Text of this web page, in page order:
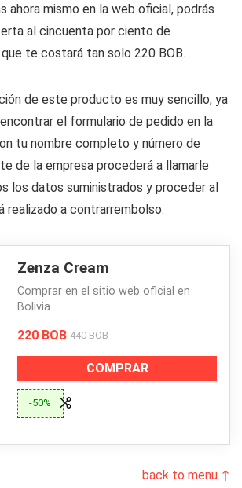
ahora mismo en la web oficial, podrás
al cincuenta por ciento de
te costará tan solo 220 BOB.
de este producto es muy sencillo, ya
el formulario de pedido en la
tu nombre completo y número de
de la empresa procederá a llamarle
los datos suministrados y proceder al
realizado a contrarrembolso.
Zenza Cream
Comprar en el sitio web oficial en
Bolivia
220 BOB 440 BOB
COMPRAR
-50%
back to menu ↑